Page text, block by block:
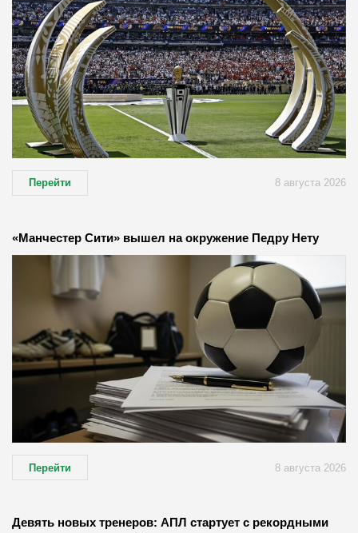
Перейти 8 августа 2026
«Манчестер Сити» вышел на окружение Педру Нету
Перейти 8 августа 2026
Девять новых тренеров: АПЛ стартует с рекордными